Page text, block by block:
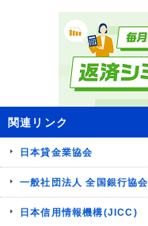
関連リンク
日本貸金業協会
一般社団法人 全国銀行協会
日本信用情報機構(JICC)